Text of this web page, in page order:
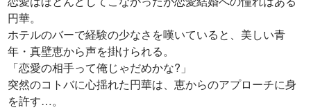
円華。
ホテルのバーで経験の少なさを嘆いていると、美しい青
年・真壁恵から声を掛けられる。
「恋愛の相手って俺じゃだめかな?」
突然のコトバに心揺れた円華は、恵からのアプローチに身
を許す…。